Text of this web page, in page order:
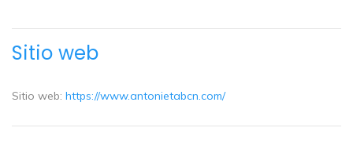
Sitio web
Sitio web: https://www.antonietabcn.com/